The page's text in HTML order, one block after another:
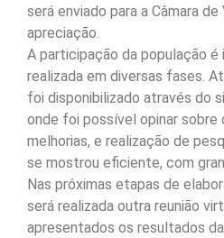
será enviado para a Câmara
apreciação.
A participação da população
realizada em diversas fases.
foi disponibilizado através do
onde foi possível opinar sobre
melhorias, e realização de
se mostrou eficiente, com
Nas próximas etapas de
será realizada outra reunião
apresentados os resultados